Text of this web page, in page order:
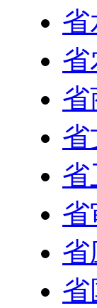
省
省
省
省
省
省
省
省